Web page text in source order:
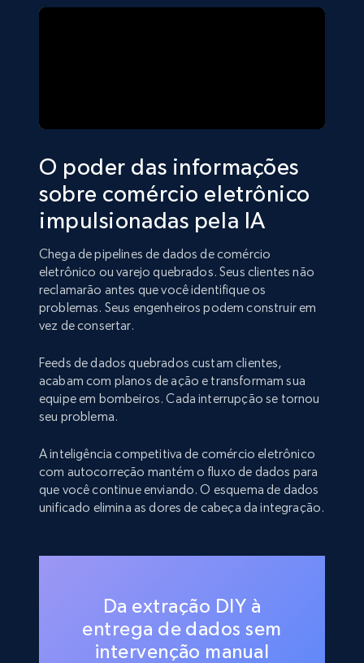
O poder das informações
sobre comércio eletrônico
impulsionadas pela IA
Chega de pipelines de dados de comércio
eletrônico ou varejo quebrados. Seus clientes não
reclamarão antes que você identifique os
problemas. Seus engenheiros podem construir em
vez de consertar.
Feeds de dados quebrados custam clientes,
acabam com planos de ação e transformam sua
equipe em bombeiros. Cada interrupção se tornou
seu problema.
A inteligência competitiva de comércio eletrônico
com autocorreção mantém o fluxo de dados para
que você continue enviando. O esquema de dados
unificado elimina as dores de cabeça da integração.
Da extração DIY à
entrega de dados sem
intervenção manual